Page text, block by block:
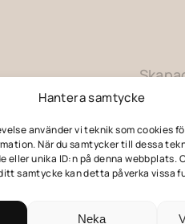
Hantera samtycke
använder vi teknik som cookies
När du samtycker till dessa
eller unika ID:n på denna webbplats.
samtycke kan detta påverka vissa
Neka